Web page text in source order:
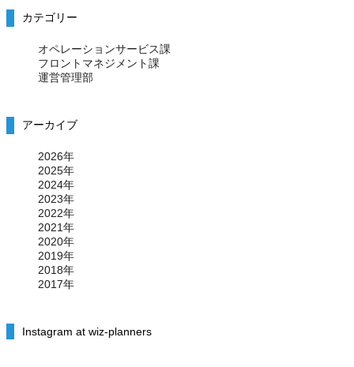
カテゴリー
オペレーションサービス課
フロントマネジメント課
運営管理部
アーカイブ
2026年
2025年
2024年
2023年
2022年
2021年
2020年
2019年
2018年
2017年
Instagram at wiz-planners